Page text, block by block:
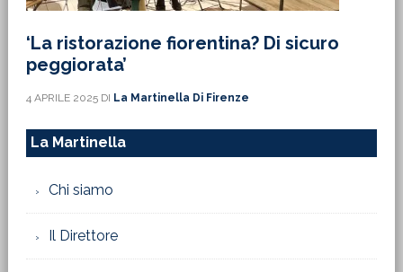
‘La ristorazione fiorentina? Di sicuro
peggiorata’
4 APRILE 2025DI La Martinella Di Firenze
La Martinella
Chi siamo
Il Direttore